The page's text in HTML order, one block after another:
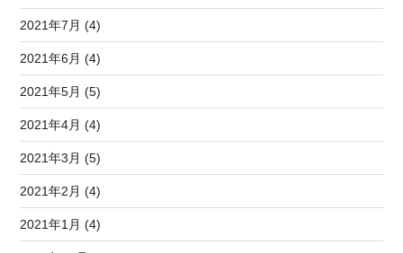
2021年7月 (4)
2021年6月 (4)
2021年5月 (5)
2021年4月 (4)
2021年3月 (5)
2021年2月 (4)
2021年1月 (4)